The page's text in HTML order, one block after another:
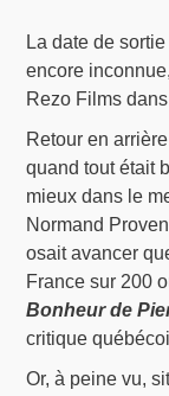
La date de
encore
Rezo Films
Retour en
quand tout était
mieux dans le
Normand
osait avancer
France sur 200
Bonheur de
critique
Or, à peine vu,